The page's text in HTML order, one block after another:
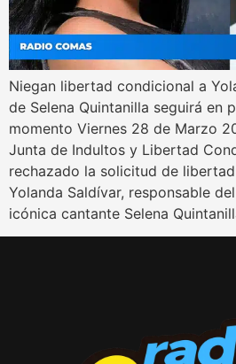
Niegan libertad condicional a
de Selena Quintanilla seguirá en
momento Viernes 28 de Marzo
Junta de Indultos y Libertad
rechazado la solicitud de
Yolanda Saldívar, responsable
icónica cantante Selena